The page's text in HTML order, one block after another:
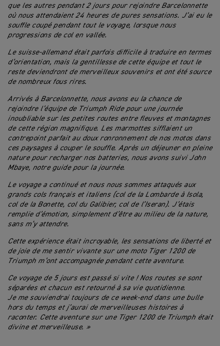
que les autres pendant 2 jours pour rejoindre Barcelonnette
où nous attendaient 24 heures de pures sensations. J’ai eu le
souffle coupé pendant tout le voyage, lorsque nous
progressions de col en vallée.
Le suisse-allemand était parfois difficile à traduire en termes
d’orientation, mais la gentillesse de cette équipe et tout le
reste deviendront de merveilleux souvenirs et ont été source
de nombreux fous rires.
Arrivés à Barcelonnette, nous avons eu la chance de
rejoindre l’équipe de Triumph Ride pour une journée
inoubliable sur les petites routes entre fleuves et montagnes
de cette région magnifique. Les marmottes sifflaient un
contrepoint parfait au doux ronronnement de nos motos dans
ces paysages à couper le souffle. Après un déjeuner en pleine
nature pour recharger nos batteries, nous avons suivi John
Mbaye, notre guide pour la journée.
Le voyage a continué et nous nous sommes attaqués aux
grands cols français et italiens (col de la Lombarde à Isola,
col de la Bonette, col du Galibier, col de l’Iseran). J’étais
remplie d’émotion, simplement d’être au milieu de la nature,
sans m’y attendre.
Cette expérience était incroyable, les sensations de liberté et
de joie de me sentir vivante sur une moto Tiger 1200 de
Triumph m’ont accompagnée pendant cette aventure.
Ce voyage de 5 jours est passé si vite ! Nos routes se sont
séparées et chacun est retourné à sa vie quotidienne.
Je me souviendrai toujours de ce week-end dans une bulle
hors du temps et j’aurai de merveilleuses histoires à
raconter. Cette aventure sur une Tiger 1200 de Triumph était
divine et merveilleuse. »